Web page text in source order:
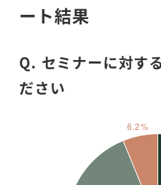
ート結果
Q. セミナーに対す
ださい